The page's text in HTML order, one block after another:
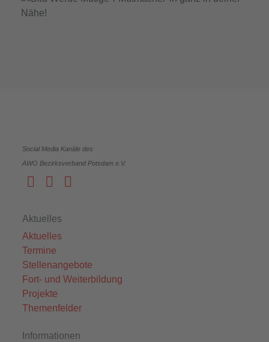
Social Media Kanäle des
AWO Bezirksverband Potsdam e.V.
Aktuelles
Aktuelles
Termine
Stellenangebote
Fort- und Weiterbildung
Projekte
Themenfelder
Informationen